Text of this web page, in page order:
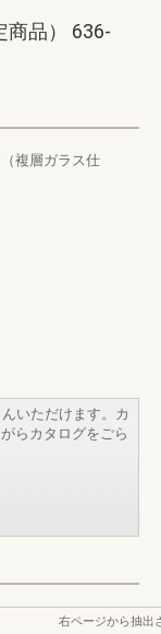
商品） 636-
複層ガラス仕
いただけます。カ
らカタログをごら
右ページから抽出